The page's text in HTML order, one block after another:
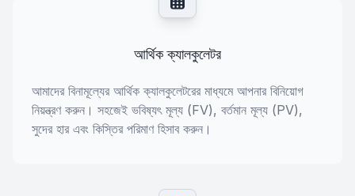
আর্থিক ক্যালকুলেটর
আমাদের বিনামূল্যের আর্থিক ক্যালকুলেটরের মাধ্যমে আপনার বিনিয়োগ
নিয়ন্ত্রণ করুন। সহজেই ভবিষ্যৎ মূল্য (FV), বর্তমান মূল্য (PV),
সুদের হার এবং কিস্তির পরিমাণ হিসাব করুন।